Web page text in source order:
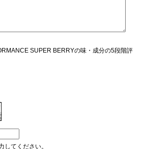
SUPER BERRYの味・成分の5段階評
してください。